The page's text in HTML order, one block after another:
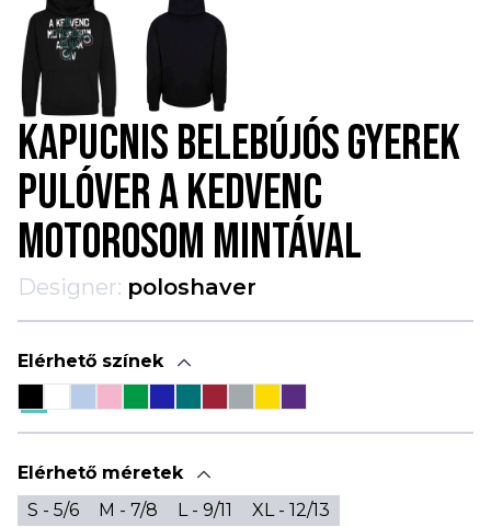
KAPUCNIS BELEBÚJÓS GYEREK
PULÓVER A KEDVENC
MOTOROSOM MINTÁVAL
Designer: poloshaver
Elérhető színek
Elérhető méretek
S - 5/6
M - 7/8 L - 9/11 XL - 12/13